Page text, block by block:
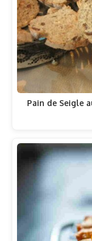
Pain de Seigle